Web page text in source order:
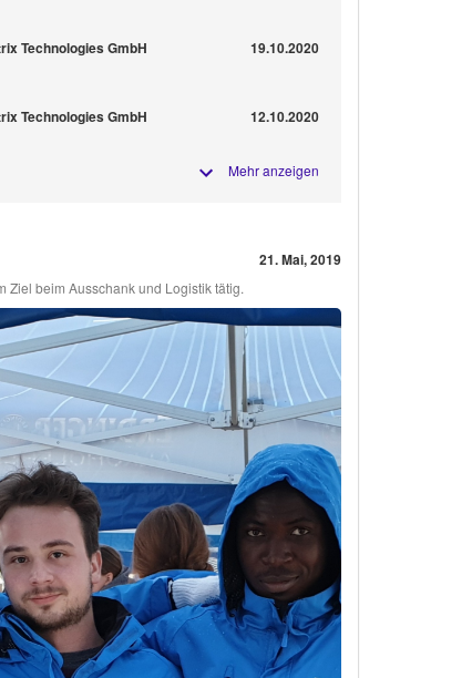
Technologies GmbH 19.10.2020
Technologies GmbH 12.10.2020
Mehr anzeigen
21. Mai, 2019
Ziel beim Ausschank und Logistik tätig.